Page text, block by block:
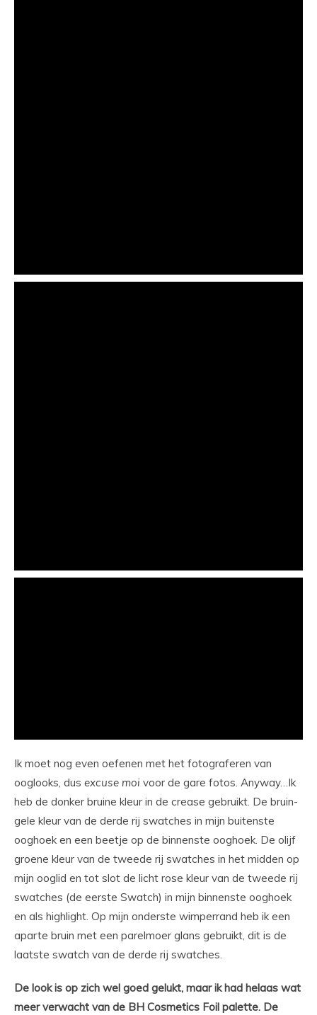
Ik moet nog even oefenen met het fotograferen van
ooglooks, dus excuse moi voor de gare fotos. Anyway…Ik
heb de donker bruine kleur in de crease gebruikt. De bruin-
gele kleur van de derde rij swatches in mijn buitenste
ooghoek en een beetje op de binnenste ooghoek. De olijf
groene kleur van de tweede rij swatches in het midden op
mijn ooglid en tot slot de licht rose kleur van de tweede rij
swatches (de eerste Swatch) in mijn binnenste ooghoek
en als highlight. Op mijn onderste wimperrand heb ik een
aparte bruin met een parelmoer glans gebruikt, dit is de
laatste swatch van de derde rij swatches.
De look is op zich wel goed gelukt, maar ik had helaas wat
meer verwacht van de BH Cosmetics Foil palette. De